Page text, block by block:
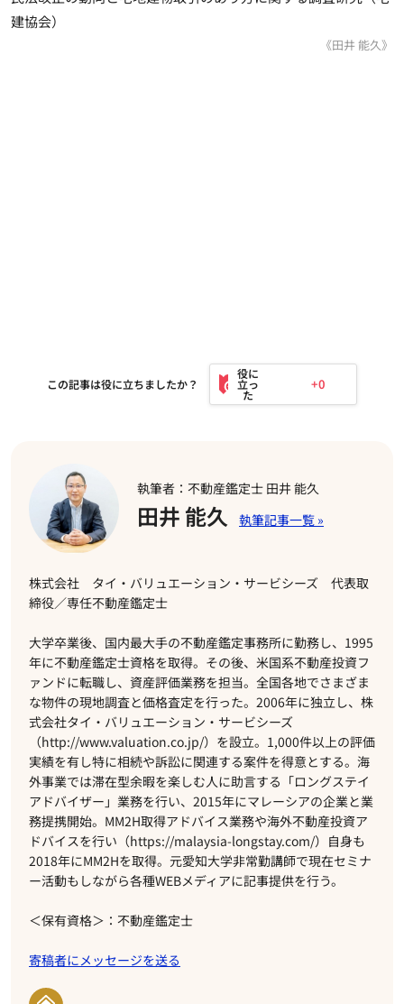
建協会）
《田井 能久》
この記事は役に立ちましたか？ +0
執筆者：不動産鑑定士 田井 能久
田井 能久
株式会社 タイ・バリュエーション・サービシーズ 代表取
締役／専任不動産鑑定士
大学卒業後、国内最大手の不動産鑑定事務所に勤務し、1995
年に不動産鑑定士資格を取得。その後、米国系不動産投資フ
ァンドに転職し、資産評価業務を担当。全国各地でさまざま
な物件の現地調査と価格査定を行った。2006年に独立し、株
式会社タイ・バリュエーション・サービシーズ
（http://www.valuation.co.jp/）を設立。1,000件以上の評価
実績を有し特に相続や訴訟に関連する案件を得意とする。海
外事業では滞在型余暇を楽しむ人に助言する「ロングステイ
アドバイザー」業務を行い、2015年にマレーシアの企業と業
務提携開始。MM2H取得アドバイス業務や海外不動産投資ア
ドバイスを行い（https://malaysia-longstay.com/）自身も
2018年にMM2Hを取得。元愛知大学非常勤講師で現在セミナ
ー活動もしながら各種WEBメディアに記事提供を行う。
＜保有資格＞：不動産鑑定士
寄稿者にメッセージを送る